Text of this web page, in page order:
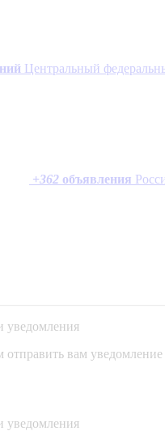
Центральный
+362 объявления
уведомления
вам
уведомления